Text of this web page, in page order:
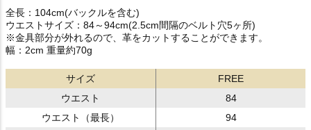
全長：104cm(バックルを含む)
ウエストサイズ：84～94cm(2.5cm間隔のベルト穴5ヶ所)
※金具部分が外れるので、革をカットすることができます。
幅：2cm 重量約70g
サイズ
FREE
ウエスト
84
ウエスト（最長）
94